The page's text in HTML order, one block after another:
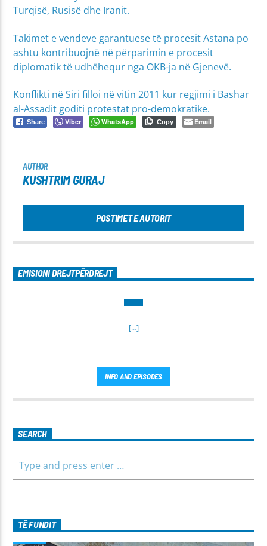
Turqisë, Rusisë dhe Iranit.
Takimet e vendeve garantuese të procesit Astana po
ashtu kontribuojnë në përparimin e procesit
diplomatik të udhëhequr nga OKB-ja në Gjenevë.
Konflikti në Siri filloi në vitin 2011 kur regjimi i Bashar
al-Assadit goditi protestat pro-demokratike.
Share Viber WhatsApp Copy Email
AUTHOR
KUSHTRIM GURAJ
POSTIMET E AUTORIT
EMISIONI DREJTPËRDREJT
[...]
INFO AND EPISODES
SEARCH
TË FUNDIT